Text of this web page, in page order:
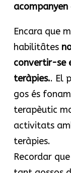
acompanyen
Encara que
habilitâtes
convertir-se
teràpies.. El
gos és
terapèutic
activitats
teràpies.
Recordar